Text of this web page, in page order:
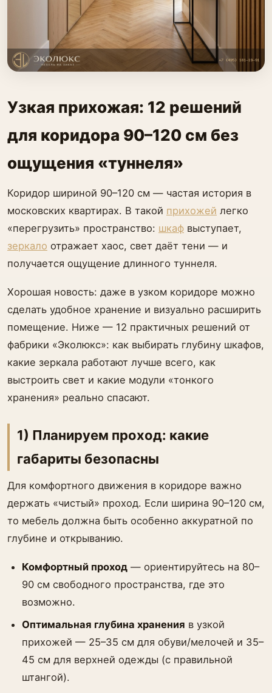
Узкая прихожая: 12 решений
для коридора 90–120 см без
ощущения «туннеля»
Коридор шириной 90–120 см — частая история в
московских квартирах. В такой прихожей легко
«перегрузить» пространство: шкаф выступает,
зеркало отражает хаос, свет даёт тени — и
получается ощущение длинного туннеля.
Хорошая новость: даже в узком коридоре можно
сделать удобное хранение и визуально расширить
помещение. Ниже — 12 практичных решений от
фабрики «Эколюкс»: как выбирать глубину шкафов,
какие зеркала работают лучше всего, как
выстроить свет и какие модули «тонкого
хранения» реально спасают.
1) Планируем проход: какие
габариты безопасны
Для комфортного движения в коридоре важно
держать «чистый» проход. Если ширина 90–120 см,
то мебель должна быть особенно аккуратной по
глубине и открыванию.
Комфортный проход — ориентируйтесь на 80–
90 см свободного пространства, где это
возможно.
Оптимальная глубина хранения в узкой
прихожей — 25–35 см для обуви/мелочей и 35–
45 см для верхней одежды (с правильной
штангой).